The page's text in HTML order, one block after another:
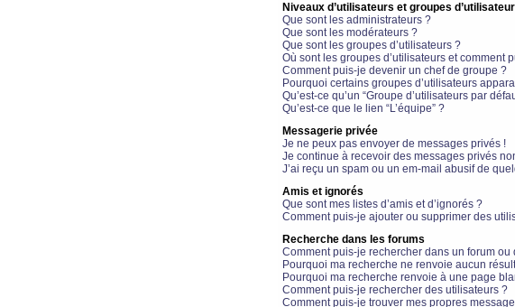
Niveaux d’utilisateurs et groupes
Que sont les administrateurs ?
Que sont les modérateurs ?
Que sont les groupes d’utilisateurs ?
Où sont les groupes d’utilisateurs et comment
Comment puis-je devenir un chef de groupe ?
Pourquoi certains groupes d’utilisateurs
Qu’est-ce qu’un “Groupe d’utilisateurs par
Qu’est-ce que le lien “L’équipe” ?
Messagerie privée
Je ne peux pas envoyer de messages privés !
Je continue à recevoir des messages privés
J’ai reçu un spam ou un em-mail abusif de
Amis et ignorés
Que sont mes listes d’amis et d’ignorés ?
Comment puis-je ajouter ou supprimer des
Recherche dans les forums
Comment puis-je rechercher dans un forum ou
Pourquoi ma recherche ne renvoie aucun
Pourquoi ma recherche renvoie à une page
Comment puis-je rechercher des utilisateurs ?
Comment puis-je trouver mes propres